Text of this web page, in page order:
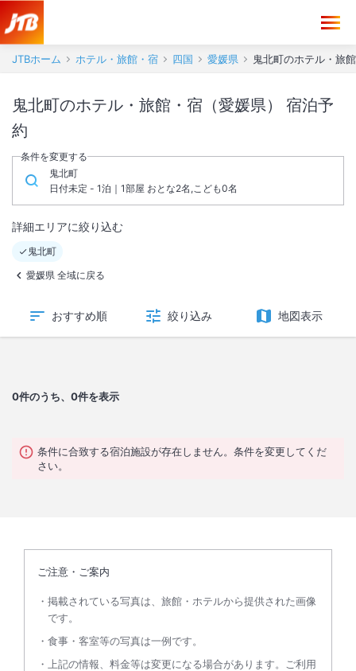
JTBホーム ホテル・旅館・宿 四国 愛媛県 鬼北町のホテル・旅
鬼北町のホテル・旅館・宿（愛媛県） 宿泊予
約
条件を変更する
鬼北町
日付未定 - 1泊｜1部屋 おとな2名,こども0名
詳細エリアに絞り込む
鬼北町
愛媛県 全域に戻る
おすすめ順 絞り込み 地図表示
0件のうち、0件を表示
条件に合致する宿泊施設が存在しません。条件を変更してくだ
さい。
ご注意・ご案内
掲載されている写真は、旅館・ホテルから提供された画像
です。
食事・客室等の写真は一例です。
上記の情報、料金等は変更になる場合があります。ご利用